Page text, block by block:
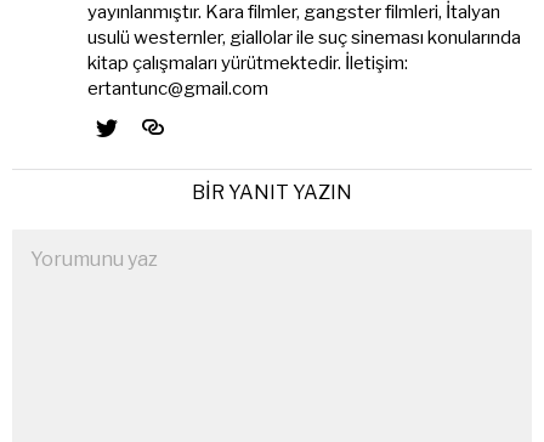
yayınlanmıştır. Kara filmler, gangster filmleri, İtalyan
usulü westernler, giallolar ile suç sineması konularında
kitap çalışmaları yürütmektedir. İletişim:
ertantunc@gmail.com
BIR YANIT YAZIN